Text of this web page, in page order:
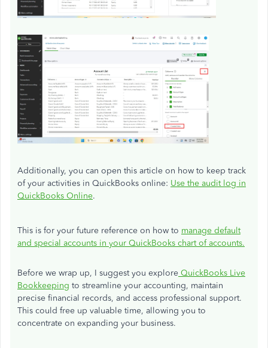
Additionally, you can open this article on how to keep track
of your activities in QuickBooks online: Use the audit log in
QuickBooks Online.
This is for your future reference on how to manage default
and special accounts in your QuickBooks chart of accounts.
Before we wrap up, I suggest you explore QuickBooks Live
Bookkeeping to streamline your accounting, maintain
precise financial records, and access professional support.
This could free up valuable time, allowing you to
concentrate on expanding your business.